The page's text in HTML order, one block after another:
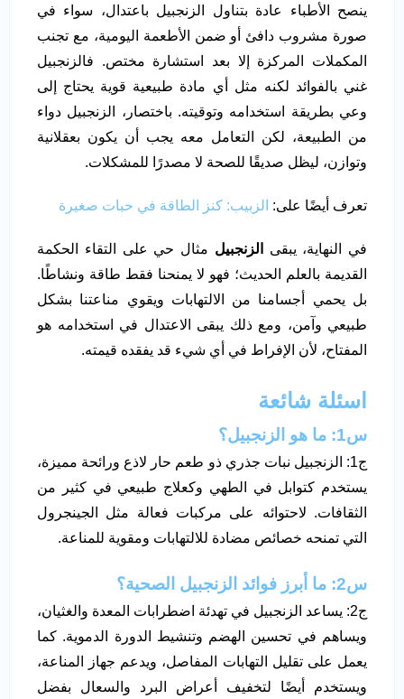
ينصح الأطباء عادة بتناول الزنجبيل باعتدال، سواء في
صورة مشروب دافئ أو ضمن الأطعمة اليومية، مع تجنب
المكملات المركزة إلا بعد استشارة مختص. فالزنجبيل
غني بالفوائد لكنه مثل أي مادة طبيعية قوية يحتاج إلى
وعي بطريقة استخدامه وتوقيته. باختصار، الزنجبيل دواء
من الطبيعة، لكن التعامل معه يجب أن يكون بعقلانية
وتوازن، ليظل صديقًا للصحة لا مصدرًا للمشكلات.
تعرف أيضًا على: الزبيب: كنز الطاقة في حبات صغيرة
في النهاية، يبقى الزنجبيل مثال حي على التقاء الحكمة
القديمة بالعلم الحديث؛ فهو لا يمنحنا فقط طاقة ونشاطًا.
بل يحمي أجسامنا من الالتهابات ويقوي مناعتنا بشكل
طبيعي وآمن، ومع ذلك يبقى الاعتدال في استخدامه هو
المفتاح، لأن الإفراط في أي شيء قد يفقده قيمته.
اسئلة شائعة
س1: ما هو الزنجبيل؟
ج1: الزنجبيل نبات جذري ذو طعم حار لاذع ورائحة مميزة،
يستخدم كتوابل في الطهي وكعلاج طبيعي في كثير من
الثقافات. لاحتوائه على مركبات فعالة مثل الجينجرول
التي تمنحه خصائص مضادة للالتهابات ومقوية للمناعة.
س2: ما أبرز فوائد الزنجبيل الصحية؟
ج2: يساعد الزنجبيل في تهدئة اضطرابات المعدة والغثيان،
ويساهم في تحسين الهضم وتنشيط الدورة الدموية. كما
يعمل على تقليل التهابات المفاصل، ويدعم جهاز المناعة،
ويستخدم أيضًا لتخفيف أعراض البرد والسعال بفضل